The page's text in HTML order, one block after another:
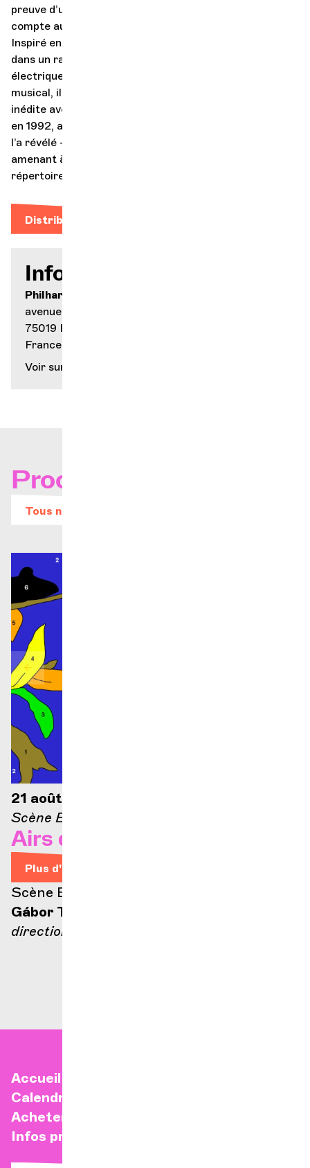
preuve d’une belle constance au niveau qualitatif, il
compte aujourd’hui une quinzaine d’albums à son actif.
Inspiré en studio d’enregistrement, il excelle sur scène,
dans un rapport d’intime connivence (souvent
électrique) avec le public. Afin d’élargir son horizon
musical, il se lance à présent dans une expérience
inédite avec l’Orchestre de chambre de Genève, fondé
en 1992, année de parution de
l’a révélé – comme le signe d’une rencontre inéluctable,
amenant à une aventureuse (ré)interprétation de son
répertoire.
Distribution
Infos pratiques
Philharmonie de Paris
avenue Jean-Jaurès 221
75019 Paris
France
Voir sur la carte
Prochains concerts
Tous nos évènements
21 août 2026 — 21h
Scène Ella-Fitzgerald
Airs d'Opéra
Plus d'infos
Scène Ella Fitzgerald
Gábor Takács-Nagy
direction
Accueil
Calendrier
Acheter un billet
Infos pratiques